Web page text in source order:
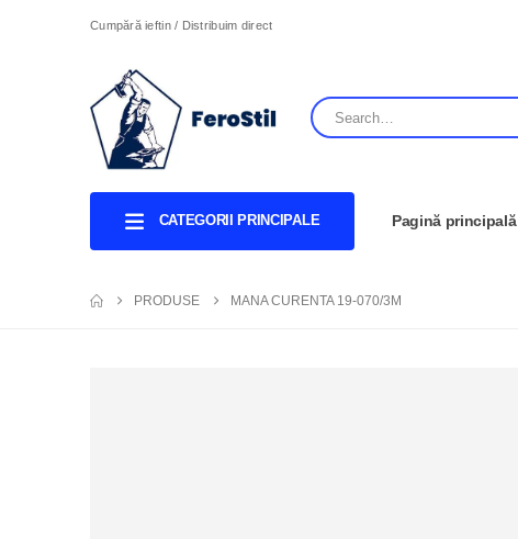
Cumpără ieftin / Distribuim direct
CATEGORII PRINCIPALE Pagină principală
PRODUSE MANA CURENTA 19-070/3M